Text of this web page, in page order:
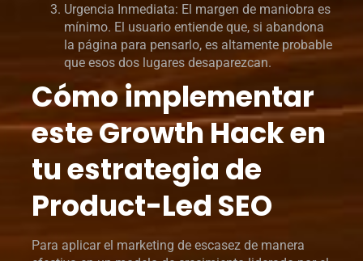
Urgencia Inmediata: El margen de maniobra es
mínimo. El usuario entiende que, si abandona
la página para pensarlo, es altamente probable
que esos dos lugares desaparezcan.
Cómo implementar
este Growth Hack en
tu estrategia de
Product-Led SEO
Para aplicar el marketing de escasez de manera